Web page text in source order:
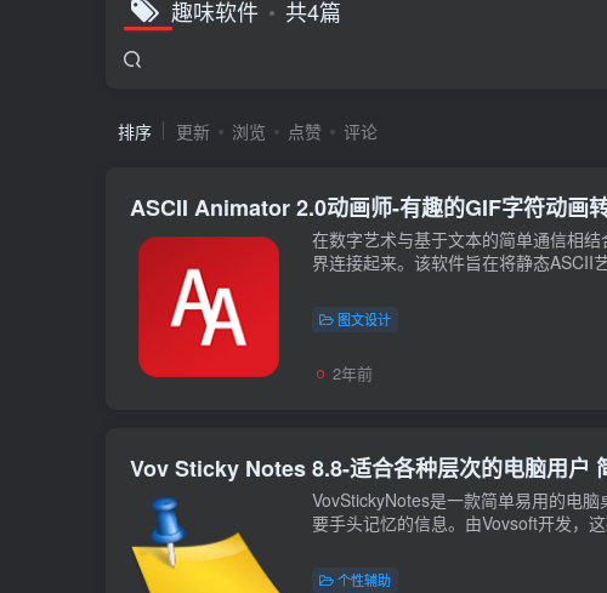
趣味软件 共4篇
排序 更新 浏览 点赞 评论
ASCII Animator 2.0动画师-有趣的GIF字符动画
在数字艺术与基于文本的简单通信相
界连接起来。该软件旨在将静态ASCII
图文设计
2年前
Vov Sticky Notes 8.8-适合各种层次的电脑用户
VovStickyNotes是一款简单易用的电
要手头记忆的信息。由Vovsoft开发，
个性辅助